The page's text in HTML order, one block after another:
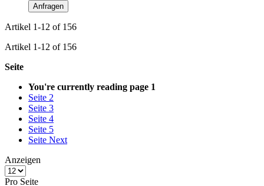
Anfragen
Artikel 1-12 of 156
Artikel 1-12 of 156
Seite
You're currently reading page 1
Seite 2
Seite 3
Seite 4
Seite 5
Seite Next
Anzeigen
Pro Seite